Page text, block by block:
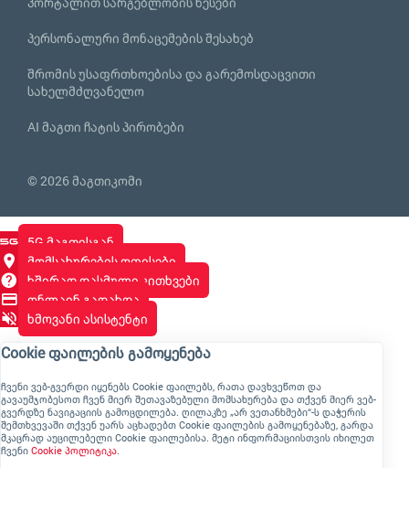
პერსონალური მონაცემების შესახებ
შრომის უსაფრთხოებისა და გარემოსდაცვითი
სახელმძღვანელო
AI მაგთი ჩატის პირობები
© 2026 მაგთიკომი
5G მაგთისგან
მომსახურების ოფისები
ხშირად დასმული კითხვები
ონლაინ გადახდა
ხმოვანი ასისტენტი
Cookie ფაილების გამოყენება
ჩვენი ვებ-გვერდი იყენებს Cookie ფაილებს, რათა დავხვეწოთ და
გავაუმჯობესოთ ჩვენ მიერ შეთავაზებული მომსახურება და თქვენ მიერ ვებ-
გვერდზე ნავიგაციის გამოცდილება. ღილაკზე „არ ვეთანხმები“-ს დაჭერის
შემთხვევაში თქვენ უარს აცხადებთ Cookie ფაილების გამოყენებაზე, გარდა
მკაცრად აუცილებელი Cookie ფაილებისა. მეტი ინფორმაციისთვის იხილეთ
ჩვენი Cookie პოლიტიკა